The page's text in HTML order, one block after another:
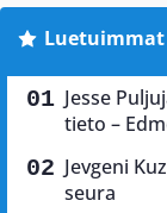
Luetuimmat
Jesse
tieto –
Jevgeni
seura